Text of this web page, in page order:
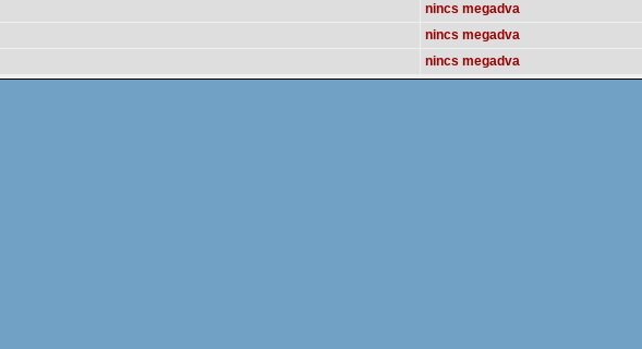
nincs megadva
nincs megadva
nincs megadva